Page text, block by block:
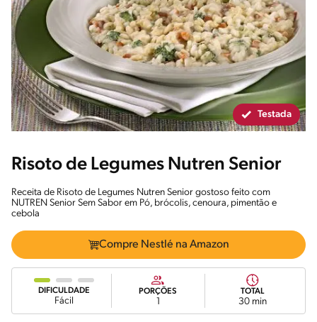
Testada
Risoto de Legumes Nutren Senior
Receita de Risoto de Legumes Nutren Senior gostoso feito com
NUTREN Senior Sem Sabor em Pó, brócolis, cenoura, pimentão e
cebola
Compre Nestlé na Amazon
DIFICULDADE
Fácil
PORÇÕES
1
TOTAL
30 min